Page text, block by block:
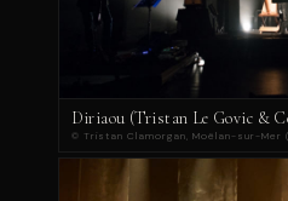
Diriaou (Tristan Le Govic &
© Tristan Clamorgan, Moëlan-sur-Mer